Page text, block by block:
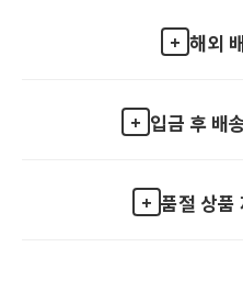
해외
입금 후 배
품절 상품